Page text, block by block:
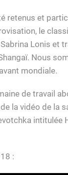
retenus et
le
Lonis et
Nous
mondiale.
de travail
la vidéo de la
: